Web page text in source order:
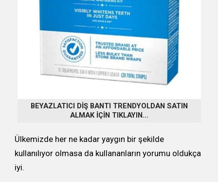
BEYAZLATICI DİŞ BANTI TRENDYOLDAN SATIN
ALMAK İÇİN TIKLAYIN…
Ülkemizde her ne kadar yaygın bir şekilde
kullanılıyor olmasa da kullananların yorumu oldukça
iyi.